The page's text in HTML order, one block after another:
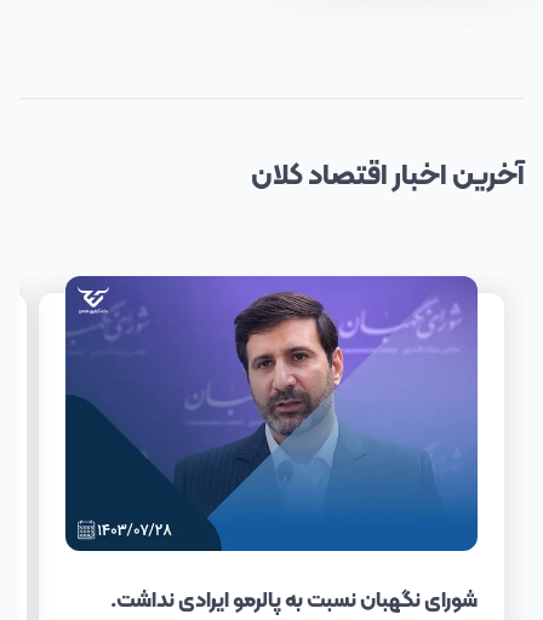
آخریناخباراقتصاد کلان
شورای نگهبان نسبت به پالرمو ایرادی نداشت.